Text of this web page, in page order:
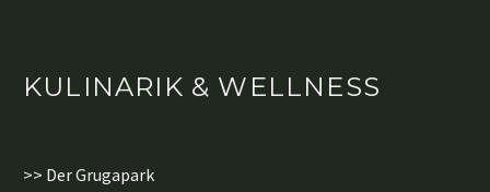
KULINARIK & WELLNESS
>> Der Grugapark